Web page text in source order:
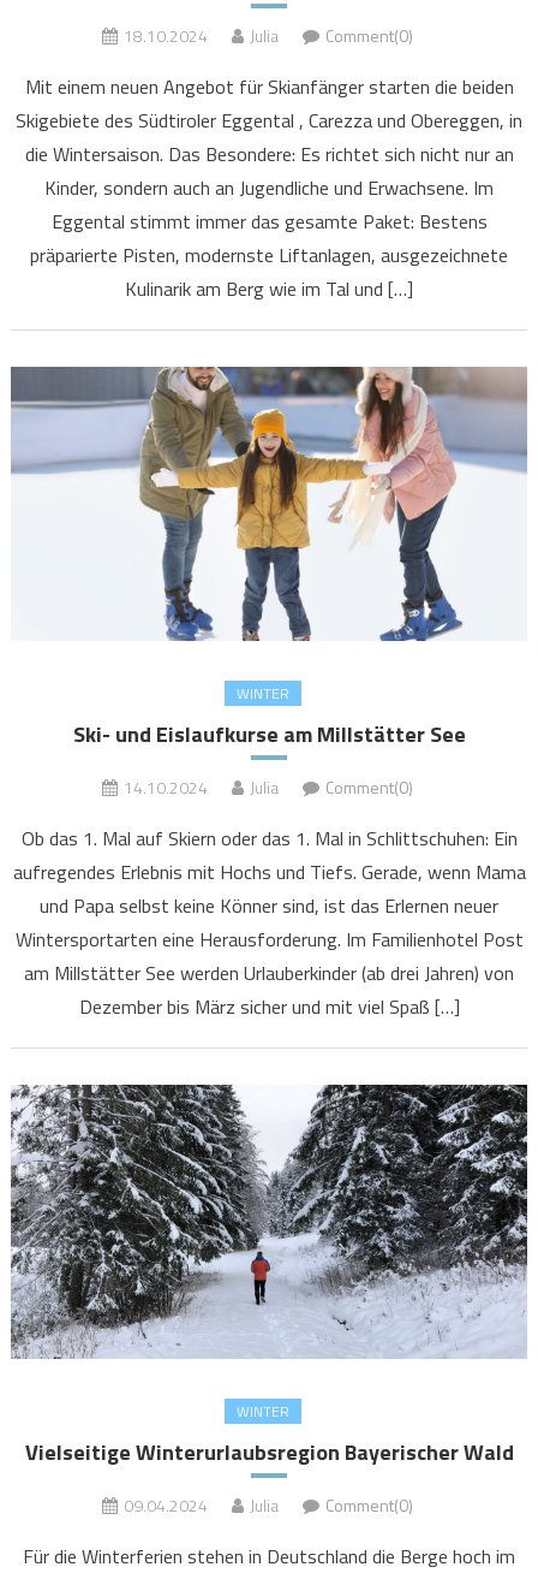
18.10.2024 Julia Comment(0)
Mit einem neuen Angebot für Skianfänger starten die beiden
Skigebiete des Südtiroler Eggental , Carezza und Obereggen, in
die Wintersaison. Das Besondere: Es richtet sich nicht nur an
Kinder, sondern auch an Jugendliche und Erwachsene. Im
Eggental stimmt immer das gesamte Paket: Bestens
präparierte Pisten, modernste Liftanlagen, ausgezeichnete
Kulinarik am Berg wie im Tal und […]
WINTER
Ski- und Eislaufkurse am Millstätter See
14.10.2024 Julia Comment(0)
Ob das 1. Mal auf Skiern oder das 1. Mal in Schlittschuhen: Ein
aufregendes Erlebnis mit Hochs und Tiefs. Gerade, wenn Mama
und Papa selbst keine Könner sind, ist das Erlernen neuer
Wintersportarten eine Herausforderung. Im Familienhotel Post
am Millstätter See werden Urlauberkinder (ab drei Jahren) von
Dezember bis März sicher und mit viel Spaß […]
WINTER
Vielseitige Winterurlaubsregion Bayerischer Wald
09.04.2024 Julia Comment(0)
Für die Winterferien stehen in Deutschland die Berge hoch im